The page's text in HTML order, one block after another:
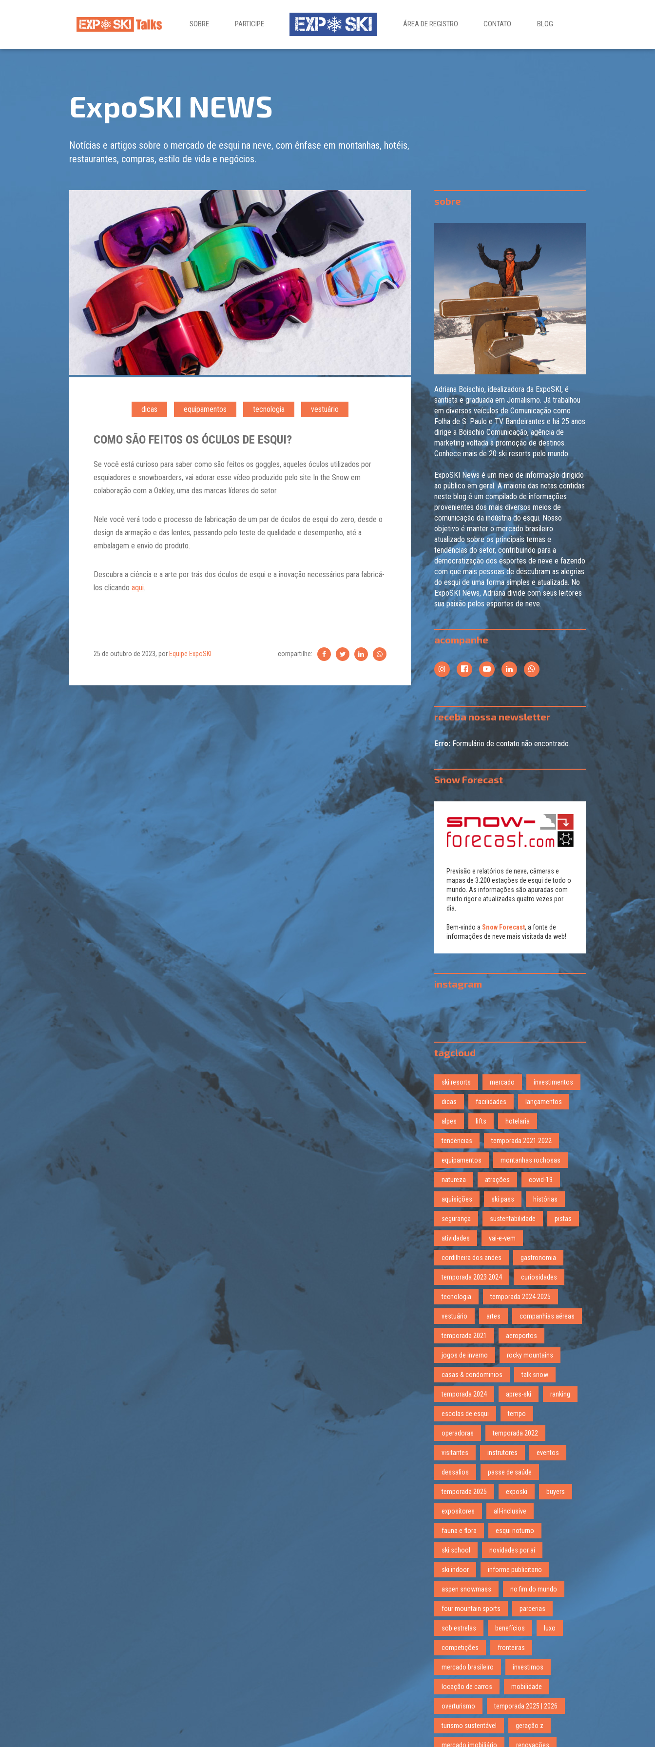
SOBRE PARTICIPE ÁREA DE REGISTRO CONTATO BLOG
ExpoSKI NEWS
Notícias e artigos sobre o mercado de esqui na neve, com ênfase em montanhas, hotéis,
restaurantes, compras, estilo de vida e negócios.
dicas equipamentos tecnologia vestuário
COMO SÃO FEITOS OS ÓCULOS DE ESQUI?
Se você está curioso para saber como são feitos os goggles, aqueles óculos utilizados por
esquiadores e snowboarders, vai adorar esse vídeo produzido pelo site In the Snow em
colaboração com a Oakley, uma das marcas líderes do setor.
Nele você verá todo o processo de fabricação de um par de óculos de esqui do zero, desde o
design da armação e das lentes, passando pelo teste de qualidade e desempenho, até a
embalagem e envio do produto.
Descubra a ciência e a arte por trás dos óculos de esqui e a inovação necessários para fabricá-
los clicando aqui
25 de outubro de 2023, por Equipe ExpoSKI compartilhe:
sobre
Adriana Boischio, idealizadora da ExpoSKI, é
santista e graduada em Jornalismo. Já trabalhou
em diversos veículos de Comunicação como
Folha de S. Paulo e TV Bandeirantes e há 25 anos
dirige a Boischio Comunicação, agência de
marketing voltada à promoção de destinos.
Conhece mais de 20 ski resorts pelo mundo.
ExpoSKI News é um meio de informação dirigido
ao público em geral. A maioria das notas contidas
neste blog é um compilado de informações
provenientes dos mais diversos meios de
comunicação da indústria do esqui. Nosso
objetivo é manter o mercado brasileiro
atualizado sobre os principais temas e
tendências do setor, contribuindo para a
democratização dos esportes de neve e fazendo
com que mais pessoas de descubram as alegrias
do esqui de uma forma simples e atualizada. No
ExpoSKI News, Adriana divide com seus leitores
sua paixão pelos esportes de neve.
acompanhe
receba nossa newsletter
Erro: Formulário de contato não encontrado.
Snow Forecast
Previsão e relatórios de neve, câmeras e
mapas de 3.200 estações de esqui de todo o
mundo. As informações são apuradas com
muito rigor e atualizadas quatro vezes por
dia.
Bem-vindo a Snow Forecast, a fonte de
informações de neve mais visitada da web!
instagram
tagcloud
ski resorts mercado investimentos
dicas facilidades lançamentos
alpes lifts hotelaria
tendências temporada 2021 2022
equipamentos montanhas rochosas
natureza atrações covid-19
aquisições ski pass histórias
segurança sustentabilidade pistas
atividades vai-e-vem
cordilheira dos andes gastronomia
temporada 2023 2024 curiosidades
tecnologia temporada 2024 2025
vestuário artes companhias aéreas
temporada 2021 aeroportos
jogos de inverno rocky mountains
casas & condominios talk snow
temporada 2024 apres-ski ranking
escolas de esqui tempo
operadoras temporada 2022
visitantes instrutores eventos
dessafios passe de saúde
temporada 2025 exposki buyers
expositores all-inclusive
fauna e flora esqui noturno
ski school novidades por aí
ski indoor informe publicitario
aspen snowmass no fim do mundo
four mountain sports parcerias
sob estrelas benefícios luxo
competições fronteiras
mercado brasileiro investimos
locação de carros mobilidade
overturismo temporada 2025 | 2026
turismo sustentável geração z
mercado imobiliário renovações